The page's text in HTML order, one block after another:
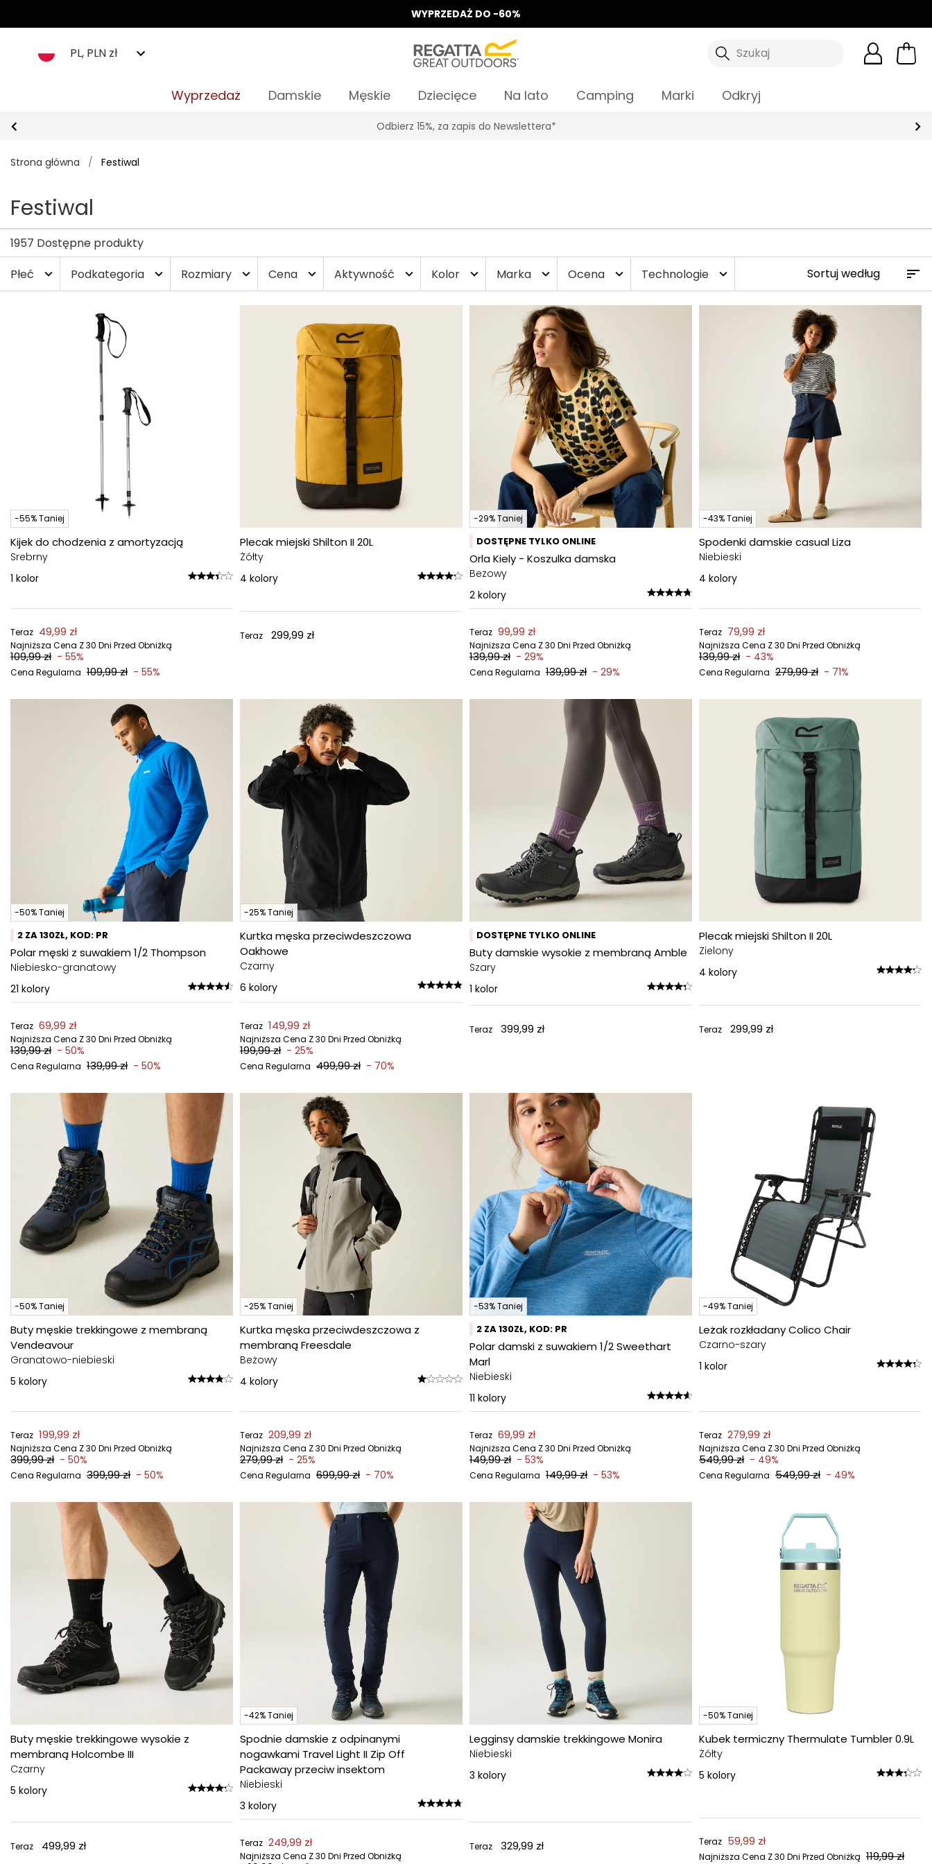
WYPRZEDAŻ DO -60%
PL, PLN zł Szukaj
Wyprzedaż Damskie Męskie Dziecięce Na lato Camping Marki Odkryj
Odbierz 15%, za zapis do Newslettera*
Strona główna / Festiwal
Festiwal
1957 Dostępne produkty
Płeć
expand_more Podkategoria expand_more Rozmiary expand_more Cena expand_more Aktywność expand_more Kolor expand_more Marka expand_more Ocena expand_more Technologie expand_more
-55% Taniej
Kijek do chodzenia z amortyzacją
Srebrny
1 kolor
Teraz 49,99 zł
Najniższa Cena Z 30 Dni Przed Obniżką
109,99 zł - 55%
Cena Regularna 109,99 zł - 55%
Plecak miejski Shilton II 20L
Żółty
4 kolory
Teraz 299,99 zł
-29% Taniej
DOSTĘPNE TYLKO ONLINE
Orla Kiely - Koszulka damska
Beżowy
2 kolory
Teraz 99,99 zł
Najniższa Cena Z 30 Dni Przed Obniżką
139,99 zł - 29%
Cena Regularna 139,99 zł - 29%
-43% Taniej
Spodenki damskie casual Liza
Niebieski
4 kolory
Teraz 79,99 zł
Najniższa Cena Z 30 Dni Przed Obniżką
139,99 zł - 43%
Cena Regularna 279,99 zł - 71%
-50% Taniej
2 ZA 130ZŁ, KOD: PR
Polar męski z suwakiem 1/2 Thompson
Niebiesko-granatowy
21 kolory
Teraz 69,99 zł
Najniższa Cena Z 30 Dni Przed Obniżką
139,99 zł - 50%
Cena Regularna 139,99 zł - 50%
-25% Taniej
Kurtka męska przeciwdeszczowa
Oakhowe
Czarny
6 kolory
Teraz 149,99 zł
Najniższa Cena Z 30 Dni Przed Obniżką
199,99 zł - 25%
Cena Regularna 499,99 zł - 70%
DOSTĘPNE TYLKO ONLINE
Buty damskie wysokie z membraną Amble
Szary
1 kolor
Teraz 399,99 zł
Plecak miejski Shilton II 20L
Zielony
4 kolory
Teraz 299,99 zł
-50% Taniej
Buty męskie trekkingowe z membraną
Vendeavour
Granatowo-niebieski
5 kolory
Teraz 199,99 zł
Najniższa Cena Z 30 Dni Przed Obniżką
399,99 zł - 50%
Cena Regularna 399,99 zł - 50%
-25% Taniej
Kurtka męska przeciwdeszczowa z
membraną Freesdale
Beżowy
4 kolory
Teraz 209,99 zł
Najniższa Cena Z 30 Dni Przed Obniżką
279,99 zł - 25%
Cena Regularna 699,99 zł - 70%
-53% Taniej
2 ZA 130ZŁ, KOD: PR
Polar damski z suwakiem 1/2 Sweethart
Marl
Niebieski
11 kolory
Teraz 69,99 zł
Najniższa Cena Z 30 Dni Przed Obniżką
149,99 zł - 53%
Cena Regularna 149,99 zł - 53%
-49% Taniej
Leżak rozkładany Colico Chair
Czarno-szary
1 kolor
Teraz 279,99 zł
Najniższa Cena Z 30 Dni Przed Obniżką
549,99 zł - 49%
Cena Regularna 549,99 zł - 49%
Buty męskie trekkingowe wysokie z
membraną Holcombe III
Czarny
5 kolory
Teraz 499,99 zł
-42% Taniej
Spodnie damskie z odpinanymi
nogawkami Travel Light II Zip Off
Packaway przeciw insektom
Niebieski
3 kolory
Teraz 249,99 zł
Najniższa Cena Z 30 Dni Przed Obniżką
Legginsy damskie trekkingowe Monira
Niebieski
3 kolory
Teraz 329,99 zł
-50% Taniej
Kubek termiczny Thermulate Tumbler 0.9L
Żółty
5 kolory
Teraz 59,99 zł
Najniższa Cena Z 30 Dni Przed Obniżką 119,99 zł